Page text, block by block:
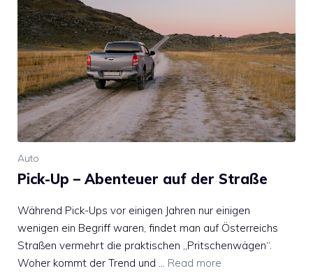
Auto
Pick-Up – Abenteuer auf der Straße
Während Pick-Ups vor einigen Jahren nur einigen
wenigen ein Begriff waren, findet man auf Österreichs
Straßen vermehrt die praktischen „Pritschenwägen“.
Woher kommt der Trend und … Read more